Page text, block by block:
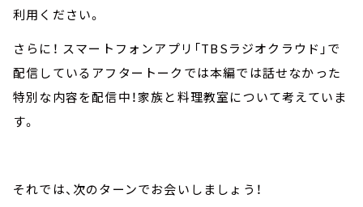
利用ください。
さらに！ スマートフォンアプリ「TBSラジオクラウド」で
配信しているアフタートークでは本編では話せなかった
特別な内容を配信中！家族と料理教室について考えていま
す。
それでは、次のターンでお会いしましょう！